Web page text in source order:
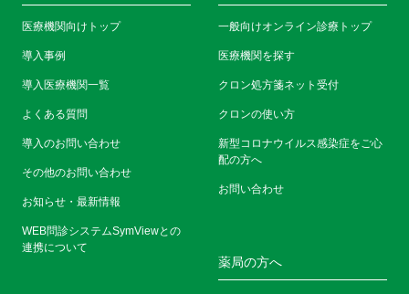
医療機関向けトップ
導入事例
導入医療機関一覧
よくある質問
導入のお問い合わせ
その他のお問い合わせ
お知らせ・最新情報
WEB問診システムSymViewとの
連携について
薬局の方へ
一般向けオンライン診療トップ
医療機関を探す
クロン処方箋ネット受付
クロンの使い方
新型コロナウイルス感染症をご心
配の方へ
お問い合わせ